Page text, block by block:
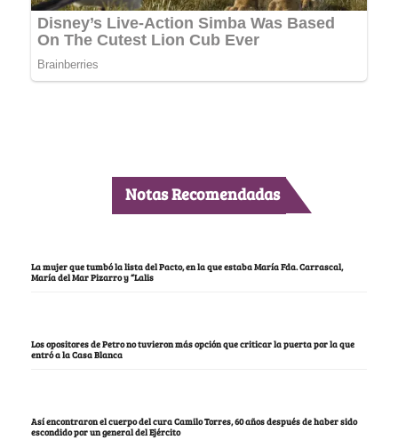
Notas Recomendadas
La mujer que tumbó la lista del Pacto, en la que estaba María Fda. Carrascal,
María del Mar Pizarro y “Lalis
Los opositores de Petro no tuvieron más opción que criticar la puerta por la que
entró a la Casa Blanca
Así encontraron el cuerpo del cura Camilo Torres, 60 años después de haber sido
escondido por un general del Ejército